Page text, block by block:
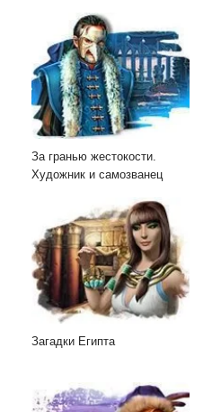
За гранью жестокости.
Художник и самозванец
Загадки Египта